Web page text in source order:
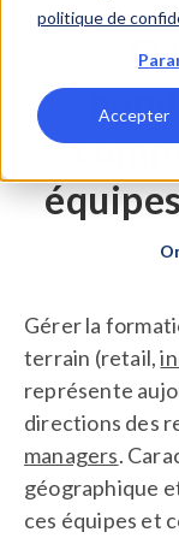
politique de
Accepter
Gérer la
terrain (retail,
représente
directions des
managers.
géographique
ces équipes et